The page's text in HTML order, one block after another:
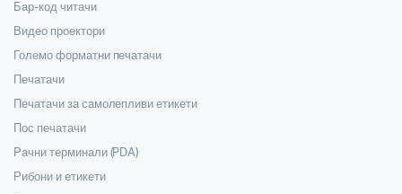
Бар-код читачи
Видео проектори
Големо форматни печатачи
Печатачи
Печатачи за самолепливи етикети
Пос печатачи
Рачни терминали (PDA)
Рибони и етикети